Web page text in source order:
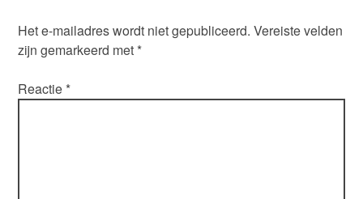
Het e-mailadres wordt niet gepubliceerd. Vereiste velden
zijn gemarkeerd met *
Reactie *